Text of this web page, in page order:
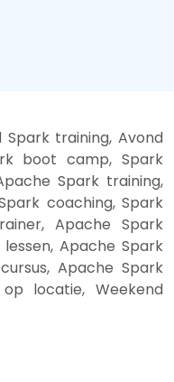
Spark training, Avond
boot camp, Spark
Spark training,
coaching, Spark
Apache Spark
Apache Spark
Apache Spark
locatie, Weekend